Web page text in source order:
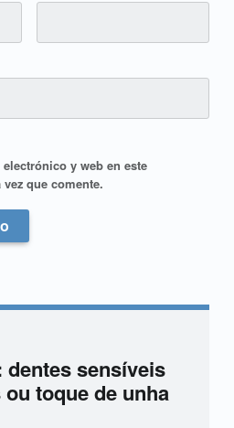
y web en este
que comente.
dentes sensíveis
toque de unha